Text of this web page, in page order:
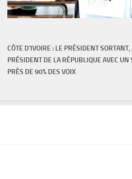
CÔTE D'IVOIRE : LE PRÉSIDENT
PRÉSIDENT DE LA RÉPUBLIQUE AVEC UN
PRÈS DE 90% DES VOIX